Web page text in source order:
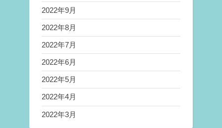
2022年9月
2022年8月
2022年7月
2022年6月
2022年5月
2022年4月
2022年3月